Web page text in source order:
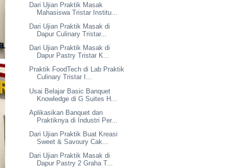
Dari Ujian Praktik Masak
Mahasiswa Tristar Institu...
Dari Ujian Praktik Masak di
Dapur Culinary Tristar...
Dari Ujian Praktik Masak di
Dapur Pastry Tristar K...
Praktik FoodTech di Lab Praktik
Culinary Tristar I...
Usai Belajar Basic Banquet
Knowledge di G Suites H...
Aplikasikan Banquet dan
Praktiknya di Industri Per...
Dari Ujian Praktik Buat Kreasi
Sweet & Savoury Cak...
Dari Ujian Praktik Masak di
Dapur Pastry 2 Graha T...